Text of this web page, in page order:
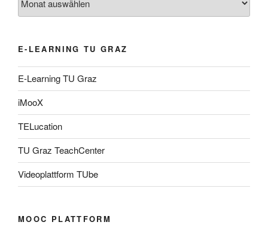
E-LEARNING TU GRAZ
E-Learning TU Graz
iMooX
TELucation
TU Graz TeachCenter
Videoplattform TUbe
MOOC PLATTFORM